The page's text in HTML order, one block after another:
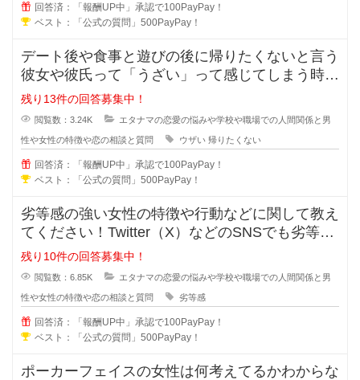
回答済：「報酬UP中」承認で100PayPay！
ベスト：「公式の質問」500PayPay！
デート後や食事と遊びの後に帰りたくないと言う
彼女や彼氏って「うざい」って感じてしまう時が
ありますよね？帰りたくないと言う
残り13件の回答募集中！
閲覧数：3.24K エタナマの恋愛の悩みや学校や職場での人間関係と男
性や女性の特徴や恋の相談と質問 ウザい 帰りたくない
回答済：「報酬UP中」承認で100PayPay！
ベスト：「公式の質問」500PayPay！
劣等感の強い女性の特徴や行動などに関して教え
てください！Twitter（X）などのSNSでも劣等感
が強い女性っていますよ
残り10件の回答募集中！
閲覧数：6.85K エタナマの恋愛の悩みや学校や職場での人間関係と男
性や女性の特徴や恋の相談と質問 劣等感
回答済：「報酬UP中」承認で100PayPay！
ベスト：「公式の質問」500PayPay！
ポーカーフェイスの女性は何考えてるかわからな